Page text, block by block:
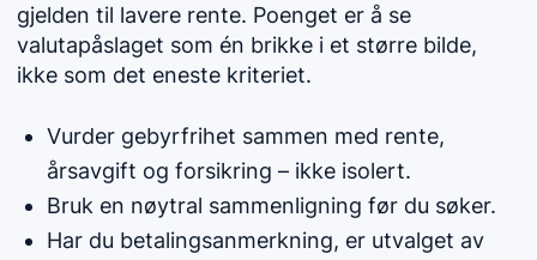
gjelden til lavere rente. Poenget er å se
valutapåslaget som én brikke i et større bilde,
ikke som det eneste kriteriet.
Vurder gebyrfrihet sammen med rente,
årsavgift og forsikring – ikke isolert.
Bruk en nøytral sammenligning før du søker.
Har du betalingsanmerkning, er utvalget av